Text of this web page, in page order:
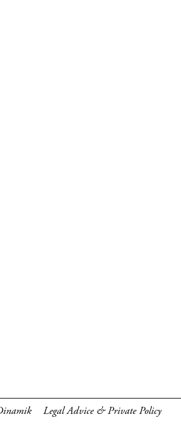
Legal Advice & Private Policy